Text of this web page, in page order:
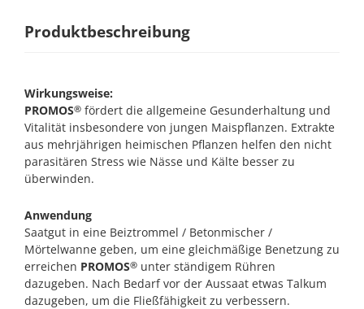
Produktbeschreibung
Wirkungsweise:
PROMOS®fördert die allgemeine Gesunderhaltung und
Vitalität insbesondere von jungen Maispflanzen. Extrakte
aus mehrjährigen heimischen Pflanzen helfen den nicht
parasitären Stress wie Nässe und Kälte besser zu
überwinden.
Anwendung
Saatgut in eine Beiztrommel / Betonmischer /
Mörtelwanne geben, um eine gleichmäßige Benetzung zu
erreichen PROMOS®unter ständigem Rühren
dazugeben. Nach Bedarf vor der Aussaat etwas Talkum
dazugeben, um die Fließfähigkeit zu verbessern.